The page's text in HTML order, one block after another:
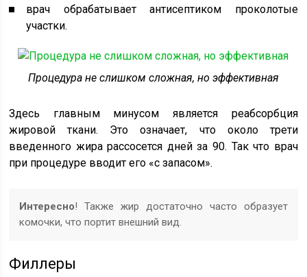
врач обрабатывает антисептиком проколотые
участки.
Процедура не слишком сложная, но эффективная
Здесь главным минусом является реабсорбция
жировой ткани. Это означает, что около трети
введенного жира рассосется дней за 90. Так что врач
при процедуре вводит его «с запасом».
Интересно! Также жир достаточно часто образует
комочки, что портит внешний вид.
Филлеры